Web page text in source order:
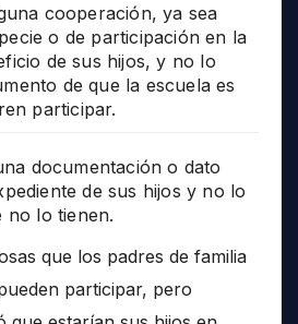
cooperación, ya sea
o de participación en la
de sus hijos, y no lo
de que la escuela es
participar.
documentación o dato
de sus hijos y no lo
no lo tienen.
que los padres de familia
participar, pero